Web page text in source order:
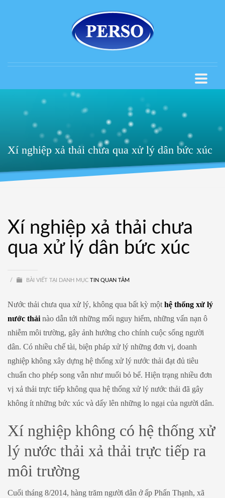
Xí nghiệp xả thải chưa qua xử lý dân bức xúc
Xí nghiệp xả thải chưa
qua xử lý dân bức xúc
/ BÀI VIẾT TẠI DANH MỤC TIN QUAN TÂM
Nước thải chưa qua xử lý, không qua bất kỳ một hệ thống xử lý
nước thải nào dẫn tới những mối nguy hiểm, những vấn nạn ô
nhiễm môi trường, gây ảnh hưởng cho chính cuộc sống người
dân. Có nhiều chế tài, biện pháp xử lý những đơn vị, doanh
nghiệp không xây dựng hệ thống xử lý nước thải đạt đủ tiêu
chuẩn cho phép song vẫn như muối bỏ bể. Hiện trạng nhiều đơn
vị xả thải trực tiếp không qua hệ thống xử lý nước thải đã gây
không ít những bức xúc và dấy lên những lo ngại của người dân.
Xí nghiệp không có hệ thống xử
lý nước thải xả thải trực tiếp ra
môi trường
Cuối tháng 8/2014, hàng trăm người dân ở ấp Phấn Thạnh, xã